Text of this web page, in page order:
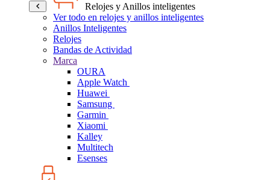
Relojes y Anillos inteligentes
Ver todo en relojes y anillos inteligentes
Anillos Inteligentes
Relojes
Bandas de Actividad
Marca
OURA
Apple Watch
Huawei
Samsung
Garmin
Xiaomi
Kalley
Multitech
Esenses